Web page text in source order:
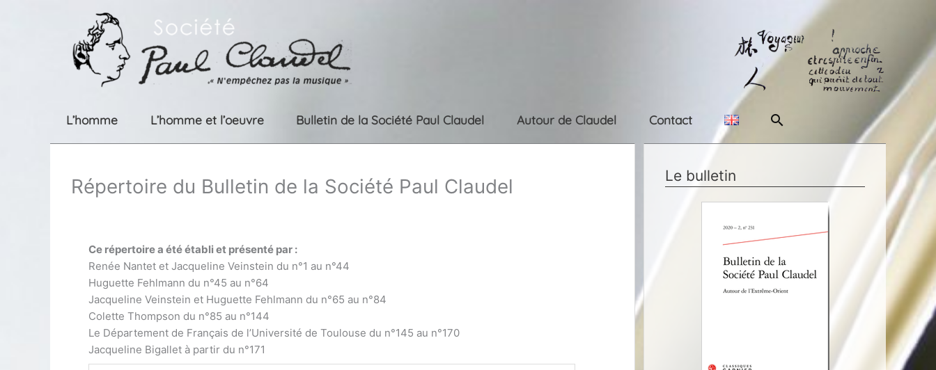
L’homme L’homme et l’oeuvre Bulletin de la Société Paul Claudel Autour de Claudel Contact Rechercher
Répertoire du Bulletin de la Société Paul Claudel
Ce répertoire a été établi et présenté par :
Renée Nantet et Jacqueline Veinstein du n°1 au n°44
Huguette Fehlmann du n°45 au n°64
Jacqueline Veinstein et Huguette Fehlmann du n°65 au n°84
Colette Thompson du n°85 au n°144
Le Département de Français de l’Université de Toulouse du n°145 au n°170
Jacqueline Bigallet à partir du n°171
Le bulletin